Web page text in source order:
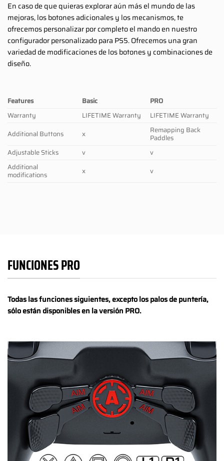
En caso de que quieras explorar aún más el mundo de las
mejoras, los botones adicionales y los mecanismos, te
ofrecemos personalizar por completo el mando en nuestro
configurador personalizado para PS5. Ofrecemos una gran
variedad de modificaciones de los botones y combinaciones de
diseño.
Features Basic
PRO
Warranty
LIFETIME Warranty
LIFETIME Warranty
Additional Buttons
x Remapping Back
Paddles
Adjustable Sticks
v
v
Additional
modifications x v
FUNCIONES PRO
Todas las funciones siguientes, excepto los palos de puntería,
sólo están disponibles en la versión PRO.